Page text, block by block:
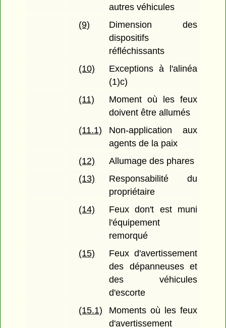
autres véhicules
(9)
Dimension des
dispositifs
réfléchissants
(10)
Exceptions à l'alinéa
(1)c)
(11)
Moment où les feux
doivent être allumés
(11.1)
Non-application aux
agents de la paix
(12)
Allumage des phares
(13)
Responsabilité du
propriétaire
(14)
Feux don't est muni
l'équipement
remorqué
(15)
Feux d'avertissement
des dépanneuses et
des véhicules
d'escorte
(15.1)
Moments où les feux
d'avertissement